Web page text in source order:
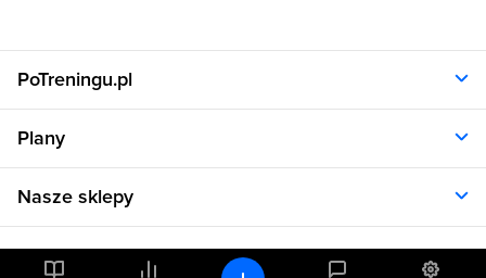
PoTreningu.pl
Polityka prywatności
Regulamin
RODO
Aplikacja
Dane kontaktowe
Plany
Plany dla kobiet
Plany dla mężczyzn
Plany dietetyczne
Nasze sklepy
Allnutrition.pl
Kalkulatory